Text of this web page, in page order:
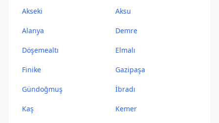
Akseki Aksu
Alanya Demre
Döşemealtı Elmalı
Finike Gazipaşa
Gündoğmuş İbradı
Kaş Kemer